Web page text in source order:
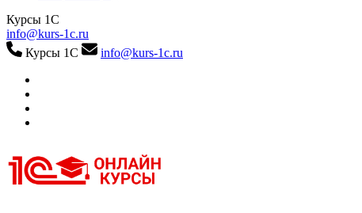
Курсы 1С
info@kurs-1c.ru
Курсы 1С
info@kurs-1c.ru